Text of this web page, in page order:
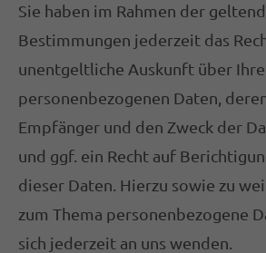
Sie haben im Rahmen der
Bestimmungen jederzeit das
unentgeltliche Auskunft über
personenbezogenen Daten,
Empfänger und den Zweck der
und ggf. ein Recht auf
dieser Daten. Hierzu sowie zu
zum Thema personenbezogene
sich jederzeit an uns wenden.